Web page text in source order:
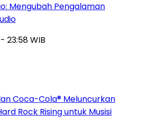
Mengubah Pengalaman
23:58 WIB
Coca-Cola® Meluncurkan
Rock Rising untuk Musisi